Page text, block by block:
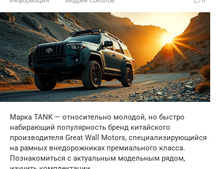
Марка TANK — относительно молодой, но быстро
набирающий популярность бренд китайского
производителя Great Wall Motors, специализирующийся
на рамных внедорожниках премиального класса.
Познакомиться с актуальным модельным рядом,